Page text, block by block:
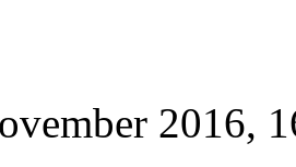
2016,